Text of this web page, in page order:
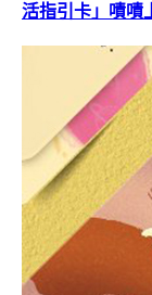
活指引卡」嘖嘖